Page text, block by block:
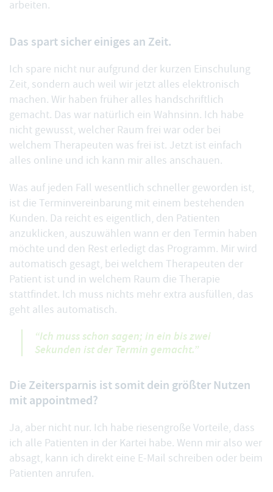
arbeiten.
Das spart sicher einiges an Zeit.
Ich spare nicht nur aufgrund der kurzen Einschulung
Zeit, sondern auch weil wir jetzt alles elektronisch
machen. Wir haben früher alles handschriftlich
gemacht. Das war natürlich ein Wahnsinn. Ich habe
nicht gewusst, welcher Raum frei war oder bei
welchem Therapeuten was frei ist. Jetzt ist einfach
alles online und ich kann mir alles anschauen.
Was auf jeden Fall wesentlich schneller geworden ist,
ist die Terminvereinbarung mit einem bestehenden
Kunden. Da reicht es eigentlich, den Patienten
anzuklicken, auszuwählen wann er den Termin haben
möchte und den Rest erledigt das Programm. Mir wird
automatisch gesagt, bei welchem Therapeuten der
Patient ist und in welchem Raum die Therapie
stattfindet. Ich muss nichts mehr extra ausfüllen, das
geht alles automatisch.
“Ich muss schon sagen; in ein bis zwei
Sekunden ist der Termin gemacht.”
Die Zeitersparnis ist somit dein größter Nutzen
mit appointmed?
Ja, aber nicht nur. Ich habe riesengroße Vorteile, dass
ich alle Patienten in der Kartei habe. Wenn mir also wer
absagt, kann ich direkt eine E-Mail schreiben oder beim
Patienten anrufen.